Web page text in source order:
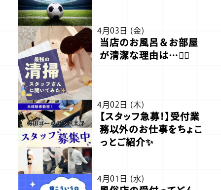
4月03日 (金)
当店のお風呂＆お部屋
が清潔な理由は…🙆‍♂️
4月02日 (木)
【スタッフ急募！】受付業
務以外のお仕事をちょこ
っとご紹介✨
4月01日 (水)